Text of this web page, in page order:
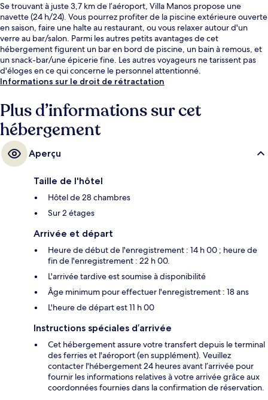
Se trouvant à juste 3,7 km de l’aéroport, Villa Manos propose une
navette (24 h/24). Vous pourrez profiter de la piscine extérieure ouverte
en saison, faire une halte au restaurant, ou vous relaxer autour d'un
verre au bar/salon. Parmi les autres petits avantages de cet
hébergement figurent un bar en bord de piscine, un bain à remous, et
un snack-bar/une épicerie fine. Les autres voyageurs ne tarissent pas
d'éloges en ce qui concerne le personnel attentionné.
Informations sur le droit de rétractation
Plus d’informations sur cet
hébergement
Aperçu
Taille de l'hôtel
Hôtel de 28 chambres
Sur 2 étages
Arrivée et départ
Heure de début de l'enregistrement : 14 h 00 ; heure de
fin de l'enregistrement : 22 h 00.
L'arrivée tardive est soumise à disponibilité
Âge minimum pour effectuer l'enregistrement : 18 ans
L'heure de départ est 11 h 00
Instructions spéciales d’arrivée
Cet hébergement assure votre transfert depuis le terminal
des ferries et l'aéroport (en supplément). Veuillez
contacter l'hébergement 24 heures avant l’arrivée pour
fournir les informations relatives à votre arrivée grâce aux
coordonnées fournies dans la confirmation de réservation.